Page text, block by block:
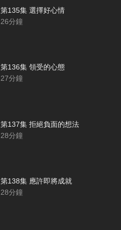
第135集 選擇好心情
26分鐘
第136集 領受的心態
27分鐘
第137集 拒絕負面的想法
28分鐘
第138集 應許即將成就
28分鐘